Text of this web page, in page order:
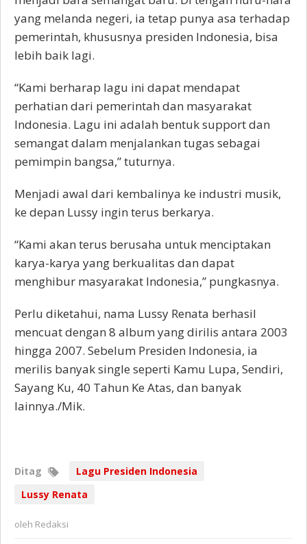
yang melanda negeri, ia tetap punya asa terhadap
pemerintah, khususnya presiden Indonesia, bisa
lebih baik lagi.
“Kami berharap lagu ini dapat mendapat
perhatian dari pemerintah dan masyarakat
Indonesia. Lagu ini adalah bentuk support dan
semangat dalam menjalankan tugas sebagai
pemimpin bangsa,” tuturnya.
Menjadi awal dari kembalinya ke industri musik,
ke depan Lussy ingin terus berkarya.
“Kami akan terus berusaha untuk menciptakan
karya-karya yang berkualitas dan dapat
menghibur masyarakat Indonesia,” pungkasnya.
Perlu diketahui, nama Lussy Renata berhasil
mencuat dengan 8 album yang dirilis antara 2003
hingga 2007. Sebelum Presiden Indonesia, ia
merilis banyak single seperti Kamu Lupa, Sendiri,
Sayang Ku, 40 Tahun Ke Atas, dan banyak
lainnya./Mik.
Ditag
Lagu Presiden Indonesia
Lussy Renata
oleh Redaksi